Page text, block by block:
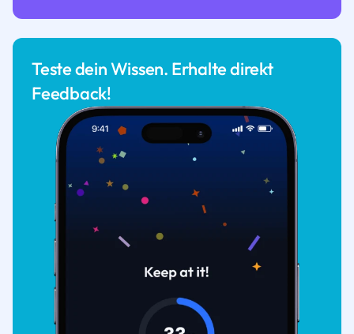
Teste dein Wissen. Erhalte direkt
Feedback!